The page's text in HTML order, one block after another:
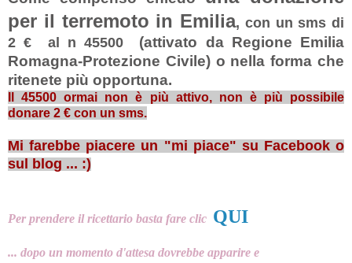
per il terremoto in Emilia, con un sms di
2 € al n 45500 (attivato da Regione Emilia
Romagna-Protezione Civile) o nella forma che
ritenete più opportuna.
Il 45500 ormai non è più attivo, non è più possibile
donare 2 € con un sms.
Mi farebbe piacere un "mi piace" su Facebook o
sul blog ... :)
Per prendere il ricettario basta fare clic QUI
... dopo un momento d'attesa dovrebbe apparire e